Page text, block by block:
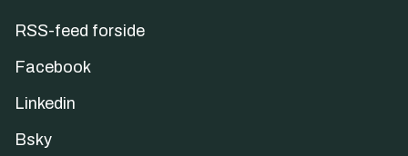
RSS-feed forside
Facebook
Linkedin
Bsky